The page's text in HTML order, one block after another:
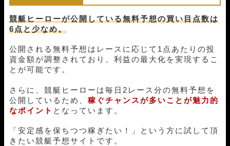
05月10日桐生05R
1-4-6 10,000円 22,400円
224%
05月09日唐津07R
05月07日下関04R
1-2-5 10,000円 31,250円
313%
05月06日津05R
1-5-2 10,000円 23,800円
238%
05月04日蒲郡04R
05月02日津05R
1-2-4 10,000円 13,700円
137%
04月28日鳴門07R
1-2-5 10,000円 18,300円
183%
04月27日多摩川01R
1-3-4 10,000円
04月25日浜名湖11R
1-2-6 10,000円 21,000円
210%
04月24日福岡01R
1-3-5 10,000円
競艇ヒーローが公開している無料予想の買い目点数は
6点と少なめ。
公開される無料予想はレースに応じて1点あたりの投
資金額が調整されており、利益の最大化を実現するこ
とが可能です。
さらに、競艇ヒーローは毎日2レース分の無料予想を
公開しているため、 稼ぐチャンスが多いことが魅力的
なポイント となっています。
「安定感を保ちつつ稼ぎたい！」という方に試して頂
きたい競艇予想サイトです。